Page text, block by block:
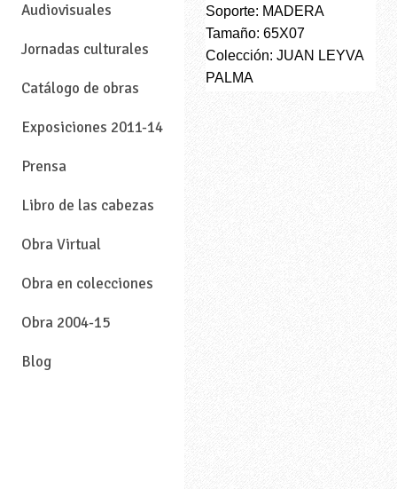
Audiovisuales
Jornadas culturales
Catálogo de obras
Exposiciones 2011-14
Prensa
Libro de las cabezas
Obra Virtual
Obra en colecciones
Obra 2004-15
Blog
Soporte: MADERA
Tamaño: 65X07
Colección: JUAN LEYVA
PALMA